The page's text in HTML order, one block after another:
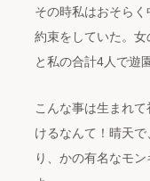
その時私はおそら
約束をしていた。
と私の合計4人で遊
こんな事は生まれ
けるなんて！晴天
り、かの有名なモ